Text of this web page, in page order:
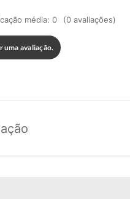
média: 0 (0 avaliações)
uma avaliação.